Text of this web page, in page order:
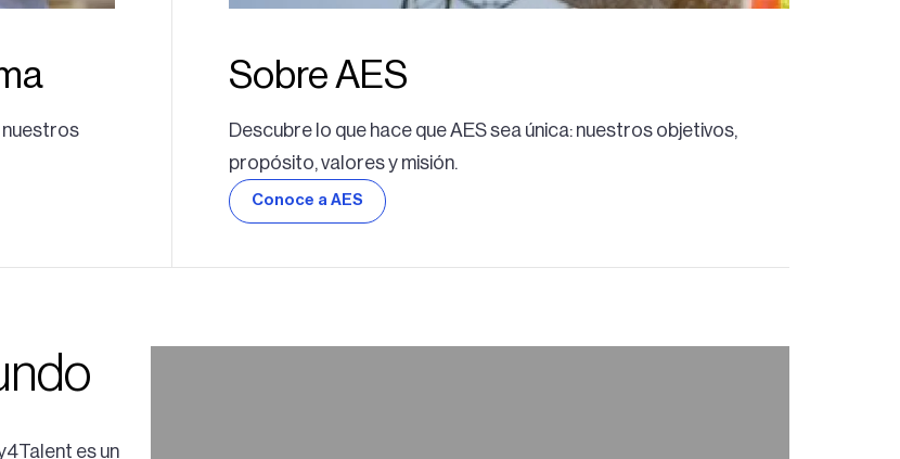
nuestros
Sobre AES
Descubre lo que hace que AES sea única: nuestros objetivos,
propósito, valores y misión.
Conoce a AES
es un